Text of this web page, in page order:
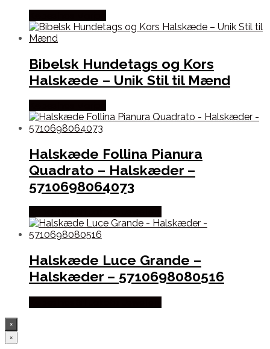
Bibelsk Hundetags og Kors
Halskæde – Unik Stil til Mænd
Halskæde Follina Pianura
Quadrato – Halskæder –
5710698064073
Halskæde Luce Grande –
Halskæder – 5710698080516
×
×